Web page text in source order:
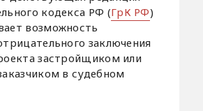
кодекса РФ (ГрК РФ)
возможность
заключения
застройщиком или
в судебном